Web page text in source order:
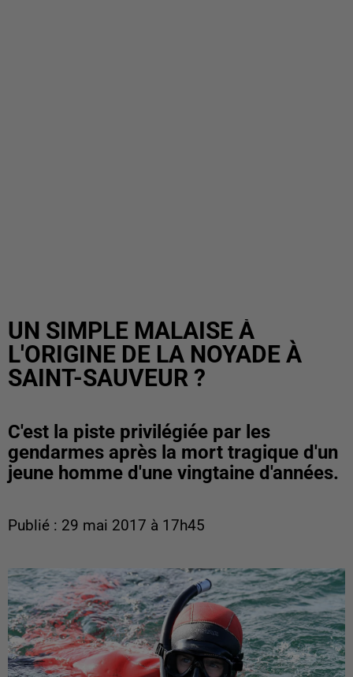
UN SIMPLE MALAISE À
L'ORIGINE DE LA NOYADE À
SAINT-SAUVEUR ?
C'est la piste privilégiée par les
gendarmes après la mort tragique d'un
jeune homme d'une vingtaine d'années.
Publié : 29 mai 2017 à 17h45